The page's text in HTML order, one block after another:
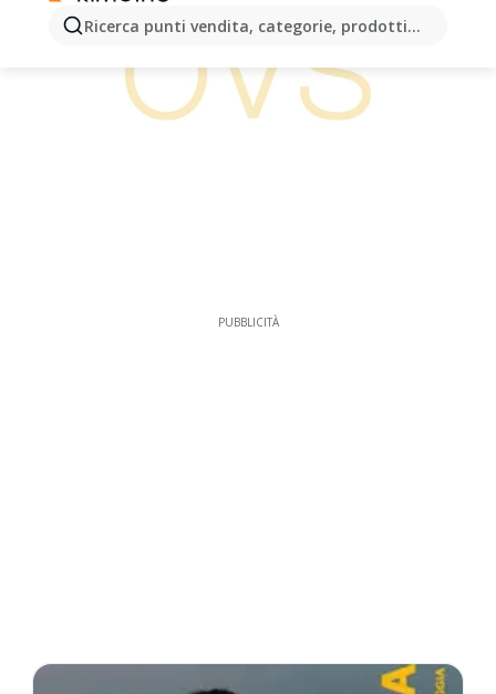
Ricerca punti vendita, categorie, prodotti...
PUBBLICITÀ